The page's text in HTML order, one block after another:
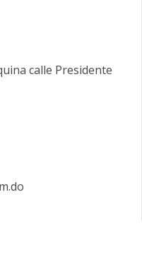
calle Presidente